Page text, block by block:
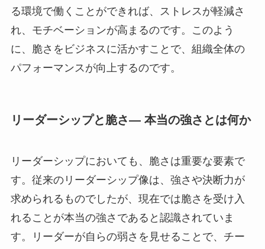
る環境で働くことができれば、ストレスが軽減さ
れ、モチベーションが高まるのです。このよう
に、脆さをビジネスに活かすことで、組織全体の
パフォーマンスが向上するのです。
リーダーシップと脆さ— 本当の強さとは何か
リーダーシップにおいても、脆さは重要な要素で
す。従来のリーダーシップ像は、強さや決断力が
求められるものでしたが、現在では脆さを受け入
れることが本当の強さであると認識されていま
す。リーダーが自らの弱さを見せることで、チー